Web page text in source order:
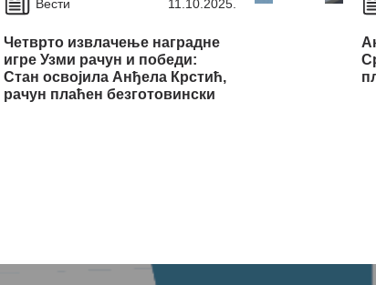
Вести 11.10.2025.
Четврто извлачење наградне
игре Узми рачун и победи:
Стан освојила Анђела Крстић,
рачун плаћен безготовински